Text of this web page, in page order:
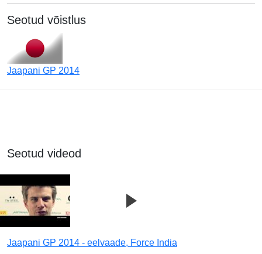
Seotud võistlus
Jaapani GP 2014
Seotud videod
Jaapani GP 2014 - eelvaade, Force India